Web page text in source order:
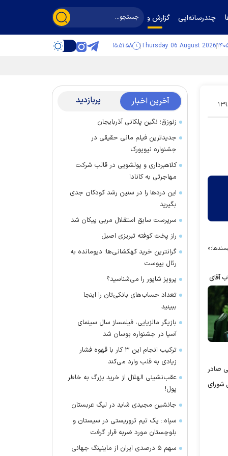
چندرسانه‌ایی گزارش و گفت‌وگو
Thursday 06 August 2026 ۱۵:۵۱:۵۹
۱۲
۰
آقای
صادر
شورای
آخرین اخبار پربازدید
زنوزق؛ نگین پلکانی آذربایجان
جدیدترین فیلم مانی حقیقی در
جشنواره نیویورک
کلاهبرداری و پولشویی در قالب شرکت
مهاجرتی به کانادا
این درد‌ها را در سنین رشد کودکان جدی
بگیرید
سرپرست سابق استقلال مربی پیکان شد
راز پخت کوفته تبریزی اصیل
گرانترین خرید کهکشانی‌ها؛ دیومانده به
رئال پیوست
پرویز شاپور را می‌شناسید؟
تعداد حساب‌های بانکی‌تان را اینجا
ببینید
بازیگر مالزیایی، فیلمساز سال سینمای
آسیا در جشنواره بوسان شد
ترکیب انجام این ۳ کار با قهوه فشار
زیادی به قلب وارد می‌کند
عقب‌نشینی الهلال از خرید بزرگ به خاطر
پول!
جانشین مجیدی شاید در لیگ عربستان
سپاه:: یک تیم تروریستی در سیستان و
بلوچستان مورد ضربه قرار گرفت
سهم ۵ درصدی ایران از ماینینگ جهانی